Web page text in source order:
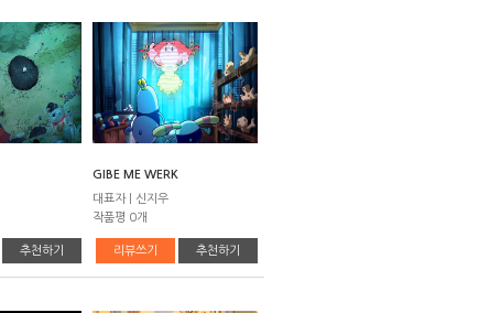
추천하기
GIBE ME WERK
대표자 | 신지우
작품평 0개
리뷰쓰기 추천하기